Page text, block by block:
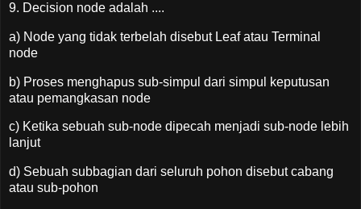
9. Decision node adalah ....
a) Node yang tidak terbelah disebut Leaf atau Terminal
node
b) Proses menghapus sub-simpul dari simpul keputusan
atau pemangkasan node
c) Ketika sebuah sub-node dipecah menjadi sub-node lebih
lanjut
d) Sebuah subbagian dari seluruh pohon disebut cabang
atau sub-pohon